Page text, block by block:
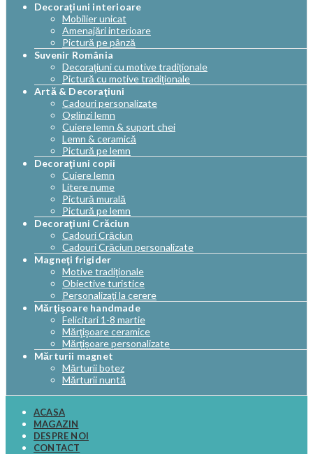
Decorațiuni interioare
Mobilier unicat
Amenajări interioare
Pictură pe pânză
Suvenir România
Decoraţiuni cu motive tradiţionale
Pictură cu motive tradiţionale
Artă & Decoraţiuni
Cadouri personalizate
Oglinzi lemn
Cuiere lemn & suport chei
Lemn & ceramică
Pictură pe lemn
Decoraţiuni copii
Cuiere lemn
Litere nume
Pictură murală
Pictură pe lemn
Decoraţiuni Crăciun
Cadouri Crăciun
Cadouri Crăciun personalizate
Magneţi frigider
Motive tradiţionale
Obiective turistice
Personalizaţi la cerere
Mărţişoare handmade
Felicitari 1-8 martie
Mărţişoare ceramice
Mărţişoare personalizate
Mărturii magnet
Mărturii botez
Mărturii nuntă
ACASA
MAGAZIN
DESPRE NOI
CONTACT